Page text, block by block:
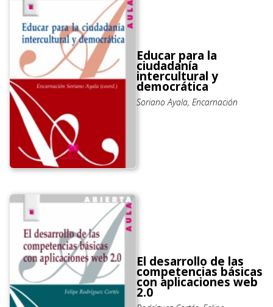
Educar para la
ciudadanía
intercultural y
democrática
Soriano Ayala, Encarnación
El desarrollo de las
competencias básicas
con aplicaciones web
2.0